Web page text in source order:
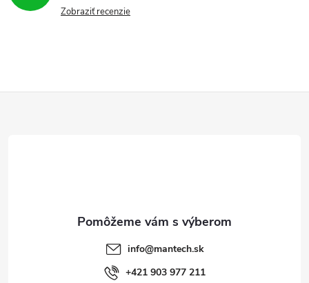
Zobraziť recenzie
info@mantech.sk
+421 903 977 211